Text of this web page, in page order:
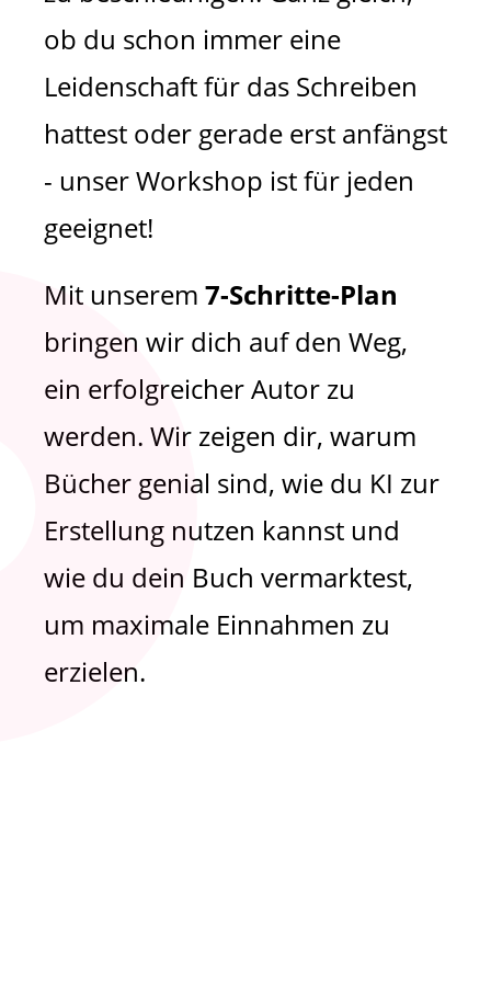
ob du schon immer eine
Leidenschaft für das Schreiben
hattest oder gerade erst anfängst
- unser Workshop ist für jeden
geeignet!
Mit unserem 7-Schritte-Plan
bringen wir dich auf den Weg,
ein erfolgreicher Autor zu
werden. Wir zeigen dir, warum
Bücher genial sind, wie du KI zur
Erstellung nutzen kannst und
wie du dein Buch vermarktest,
um maximale Einnahmen zu
erzielen.